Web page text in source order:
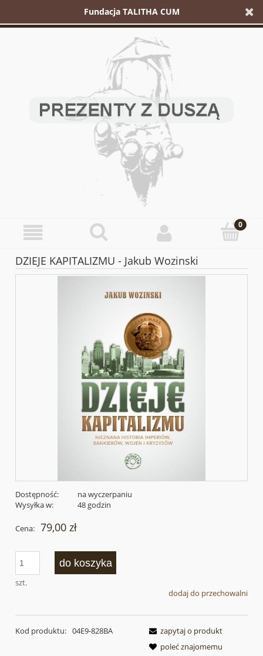
Fundacja TALITHA CUM
DZIEJE KAPITALIZMU - Jakub Wozinski
Dostępność:
na wyczerpaniu
Wysyłka w:
48 godzin
Cena: 79,00 zł
szt.
do koszyka
dodaj do przechowalni
Kod produktu: 04E9-828BA
zapytaj o produkt
poleć znajomemu